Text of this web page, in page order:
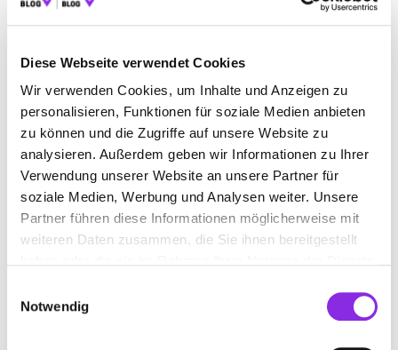
Diese Webseite verwendet Cookies
Wir verwenden Cookies, um Inhalte und Anzeigen zu
personalisieren, Funktionen für soziale Medien anbieten
zu können und die Zugriffe auf unsere Website zu
analysieren. Außerdem geben wir Informationen zu Ihrer
Verwendung unserer Website an unsere Partner für
soziale Medien, Werbung und Analysen weiter. Unsere
Partner führen diese Informationen möglicherweise mit
weiteren Daten zusammen, die Sie ihnen bereitgestellt
Notwendig
REHAKLINIK
Suchen nach
Finden